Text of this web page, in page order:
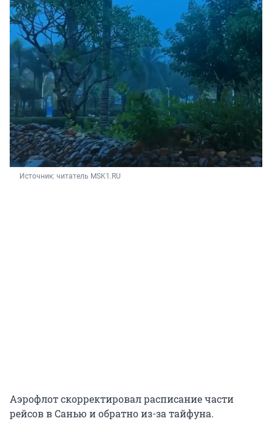
Источник: читатель MSK1.RU
Аэрофлот скорректировал расписание части
рейсов в Санью и обратно из-за тайфуна.